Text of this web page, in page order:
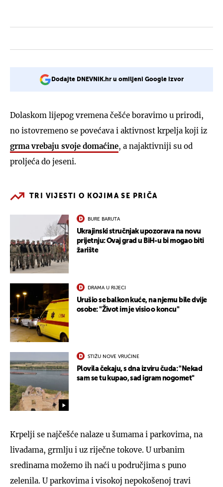
Dodajte DNEVNIK.hr u omiljeni Google izvor
Dolaskom lijepog vremena češće boravimo u prirodi,
no istovremeno se povećava i aktivnost krpelja koji iz
grma vrebaju svoje domaćine, a najaktivniji su od
proljeća do jeseni.
TRI VIJESTI O KOJIMA SE PRIČA
BURE BARUTA
Ukrajinski stručnjak upozorava na novu
prijetnju: Ovaj grad u BiH-u bi mogao biti
žarište
DRAMA U RIJECI
Urušio se balkon kuće, na njemu bile dvije
osobe: "Život im je visio o koncu"
STIŽU NOVE VRUĆINE
Plovila čekaju, s dna izviru čuda: "Nekad
sam se tu kupao, sad igram nogomet"
Krpelji se najčešće nalaze u šumama i parkovima, na
livadama, grmlju i uz riječne tokove. U urbanim
sredinama možemo ih naći u područjima s puno
zelenila. U parkovima i visokoj nepokošenoj travi